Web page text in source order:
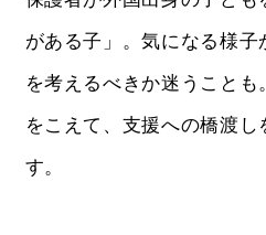
がある子」。気になる様
を考えるべきか迷うこと
をこえて、支援への橋渡し
す。